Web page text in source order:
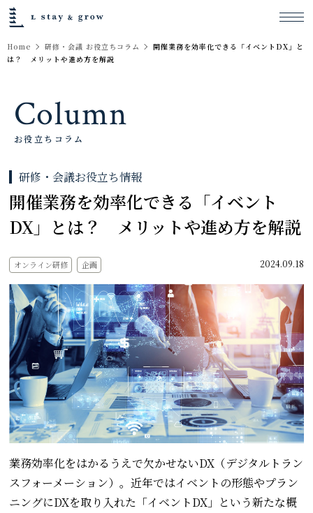
Home 研修・会議 お役立ちコラム
開催業務を効率化できる「イベントDX」と
は？ メリットや進め方を解説
Column
お役立ちコラム
研修・会議お役立ち情報
開催業務を効率化できる「イベント
DX」とは？ メリットや進め方を解説
オンライン研修 企画 2024.09.18
業務効率化をはかるうえで欠かせないDX（デジタルトラン
スフォーメーション）。近年ではイベントの形態やプラン
ニングにDXを取り入れた「イベントDX」という新たな概